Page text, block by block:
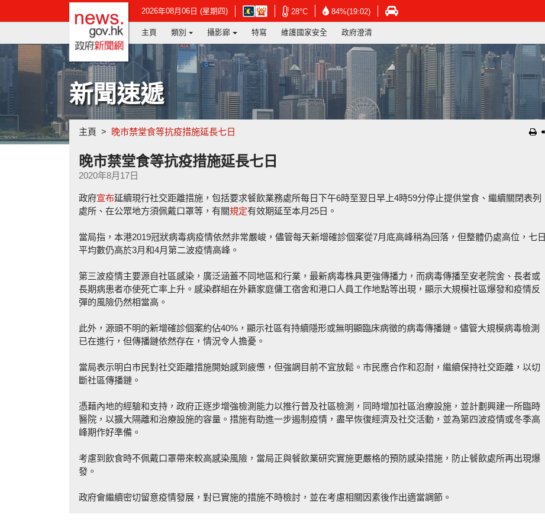
2026年08月06日 (星期四)
在
新
窗
開
啟
連
結
香
港
台
網
28°C在
新
視
窗
連
結
-
港
84%(19:02)在
新
視
窗
開
啟
-
香
港
在
新
窗
開
啟
連
結
-
政府新聞網主頁
主頁 類別 攝影廊 特寫 維護國家安全 政府澄清
新聞速遞
主頁 晚市禁堂食等抗疫措施延長七日
晚市禁堂食等抗疫措施延長七日
2020年8月17日
政府宣布延續現行社交距離措施，包括要求餐飲業務處所每日下午6時至翌日早上4時59分停止提供堂食、繼續關閉表列
處所、在公眾地方須佩戴口罩等，有關規定有效期延至本月25日。
當局指，本港2019冠狀病毒病疫情依然非常嚴峻，儘管每天新增確診個案從7月底高峰稍為回落，但整體仍處高位，七日
平均數仍高於3月和4月第二波疫情高峰。
第三波疫情主要源自社區感染，廣泛涵蓋不同地區和行業，最新病毒株具更強傳播力，而病毒傳播至安老院舍、長者或
長期病患者亦使死亡率上升。感染群組在外籍家庭傭工宿舍和港口人員工作地點等出現，顯示大規模社區爆發和疫情反
彈的風險仍然相當高。
此外，源頭不明的新增確診個案約佔40%，顯示社區有持續隱形或無明顯臨床病徵的病毒傳播鏈。儘管大規模病毒檢測
已在進行，但傳播鏈依然存在，情況令人擔憂。
當局表示明白市民對社交距離措施開始感到疲憊，但強調目前不宜放鬆。巿民應合作和忍耐，繼續保持社交距離，以切
斷社區傳播鏈。
憑藉內地的經驗和支持，政府正逐步增強檢測能力以推行普及社區檢測，同時增加社區治療設施，並計劃興建一所臨時
醫院，以擴大隔離和治療設施的容量。措施有助進一步遏制疫情，盡早恢復經濟及社交活動，並為第四波疫情或冬季高
峰期作好準備。
考慮到飲食時不佩戴口罩帶來較高感染風險，當局正與餐飲業研究實施更嚴格的預防感染措施，防止餐飲處所再出現爆
發。
政府會繼續密切留意疫情發展，對已實施的措施不時檢討，並在考慮相關因素後作出適當調節。